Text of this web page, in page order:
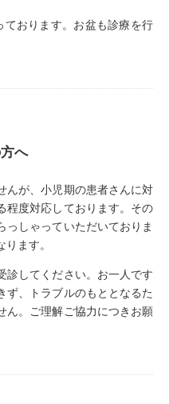
おります。お盆も診療を行
へ
んが、小児期の患者さんに対
程度対応しております。その
っしゃっていただいておりま
ます。
診してください。お一人です
ず、トラブルのもととなるた
ん。ご理解ご協力につきお願